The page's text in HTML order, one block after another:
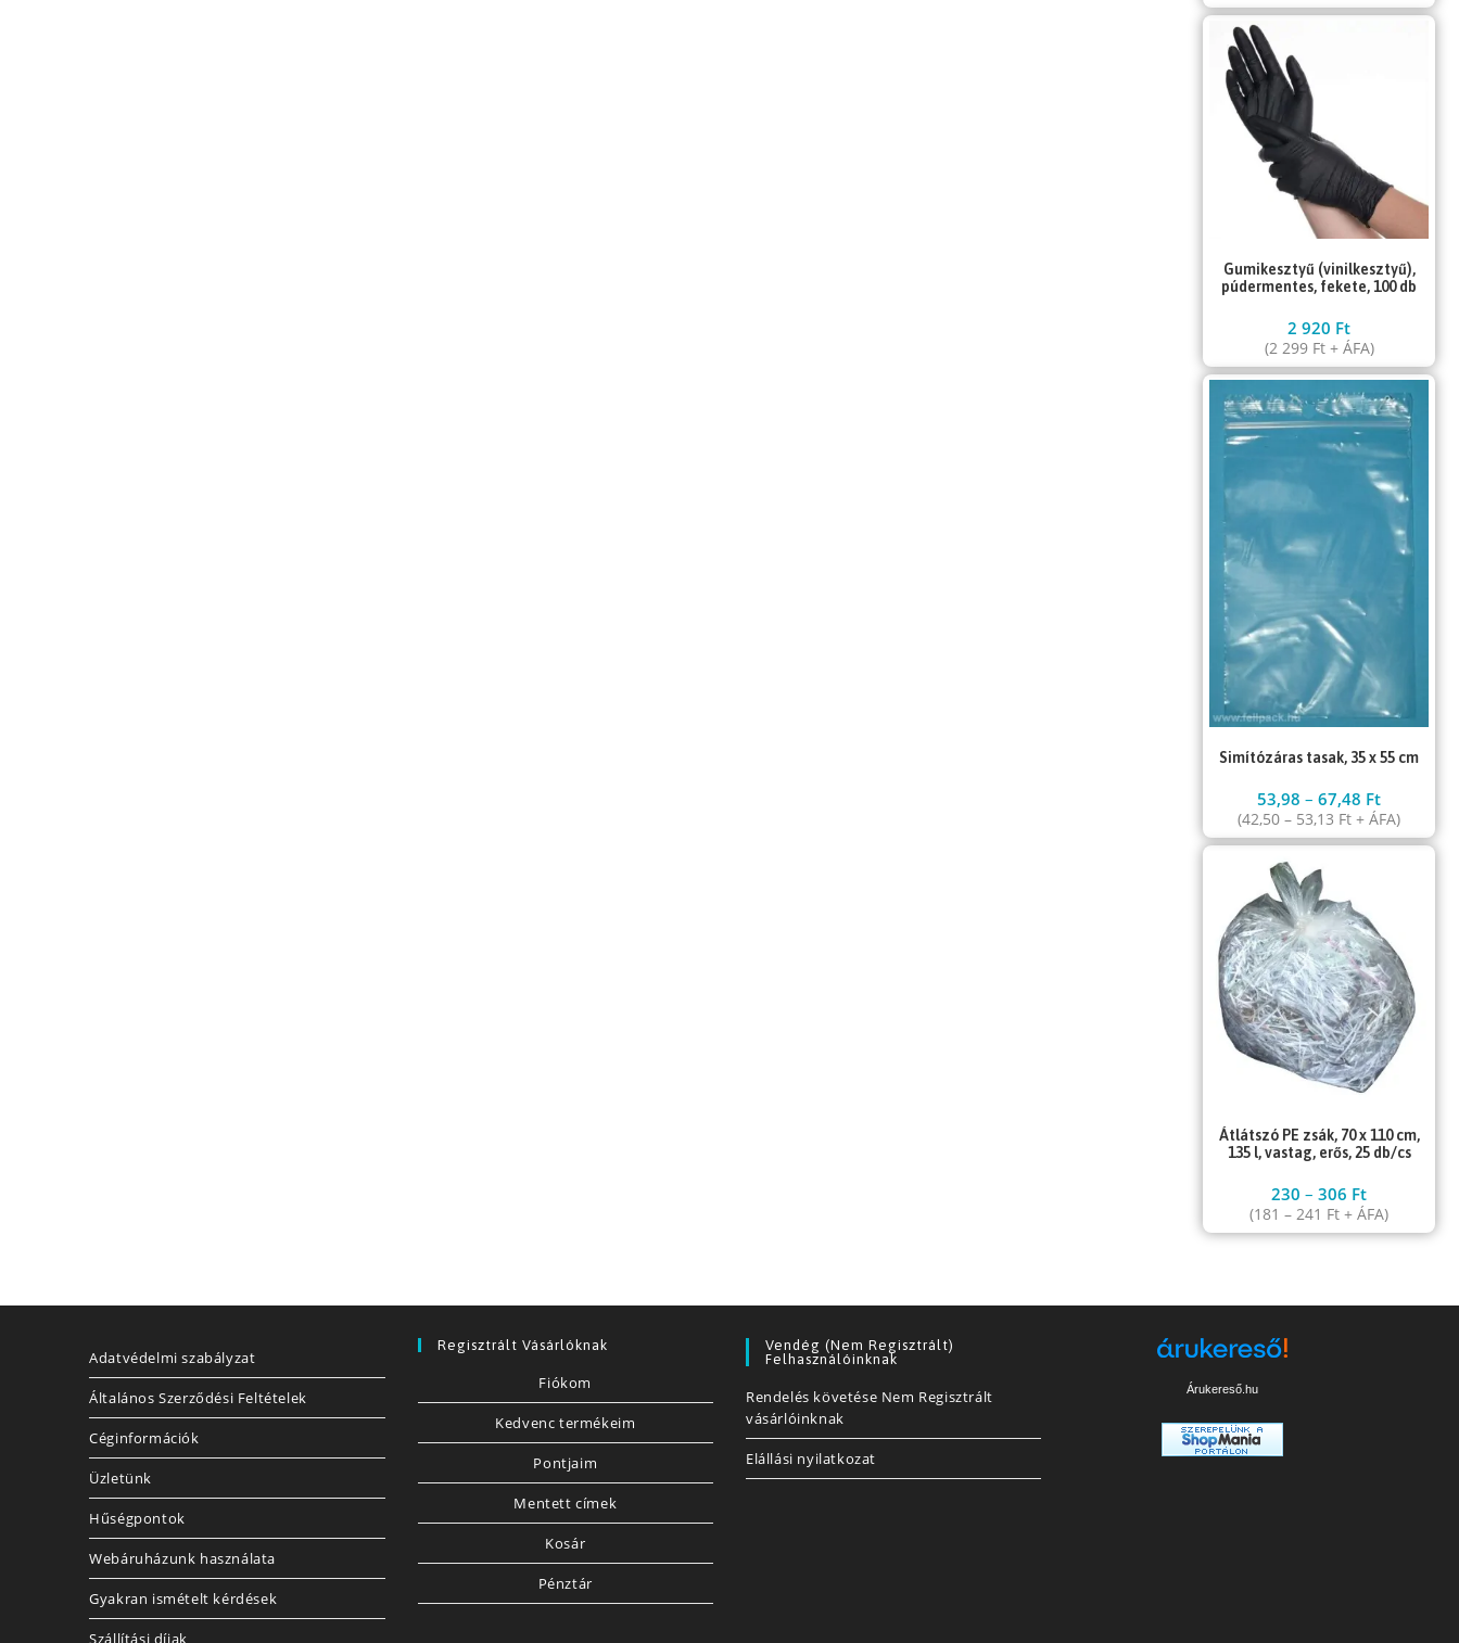
Gumikesztyű (vinilkesztyű),
púdermentes, fekete, 100 db
2 920 Ft
(2 299 Ft+ ÁFA)
Simítózáras tasak, 35 x 55 cm
53,98–67,48 Ft
(42,50– 53,13 Ft + ÁFA)
Átlátszó PE zsák, 70 x 110 cm,
135 l, vastag, erős, 25 db/cs
230–306 Ft
(181–241 Ft + ÁFA)
Adatvédelmi szabályzat
Általános Szerződési Feltételek
Céginformációk
Üzletünk
Hűségpontok
Webáruházunk használata
Gyakran ismételt kérdések
Szállítási díjak
Regisztrált Vásárlóknak
Fiókom
Kedvenc termékeim
Pontjaim
Mentett címek
Kosár
Pénztár
Vendég (nem Regisztrált)
Felhasználóinknak
Rendelés követése Nem Regisztrált
vásárlóinknak
Elállási nyilatkozat
Árukereső.hu